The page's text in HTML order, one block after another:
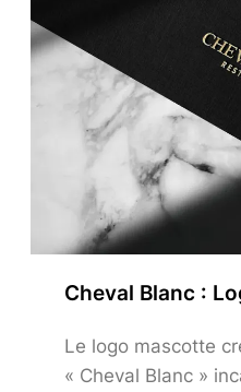
Cheval Blanc :
Le logo mascotte
« Cheval Blanc »